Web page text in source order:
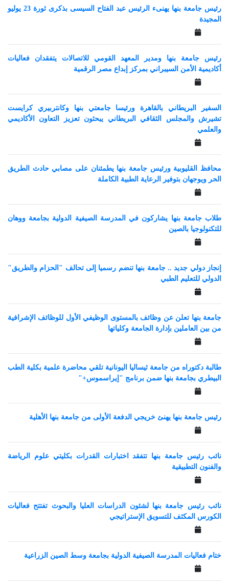
رئيس جامعة بنها يهنىء الرئيس عبد الفتاح السيسى بذكرى ثورة 23 يوليو
المجيدة
رئيس جامعة بنها ومدير المعهد القومي للاتصالات يتفقدان فعاليات
أكاديمية الأمن السيبراني بمركز إبداع مصر الرقمية
السفير البريطاني بالقاهرة ورئيسا جامعتي بنها وكانتربيري كرايست
تشيرش والمجلس الثقافي البريطاني يبحثون تعزيز التعاون الأكاديمي
والعلمي
محافظ القليوبية ورئيس جامعة بنها يطمئنان على مصابي حادث الطريق
الحر ويوجهان بتوفير الرعاية الطبية الكاملة
طلاب جامعة بنها يشاركون في المدرسة الصيفية الدولية بجامعة ووهان
للتكنولوجيا بالصين
إنجاز دولي جديد .. جامعة بنها تنضم رسميا إلى تحالف "الحزام والطريق"
الدولي للتعليم الطبي
جامعة بنها تعلن عن وظائف بالمستوى الوظيفي الأول للوظائف الإشرافية
من بين العاملين بإدارة الجامعة وكلياتها
طالبة دكتوراه من جامعة ثيساليا اليونانية تلقي محاضرة علمية بكلية الطب
البيطري بجامعة بنها ضمن برنامج "إيراسموس+"
رئيس جامعة بنها يهنئ خريجي الدفعة الأولى من جامعة بنها الأهلية
نائب رئيس جامعة بنها تتفقد اختبارات القدرات بكليتي علوم الرياضة
والفنون التطبيقية
نائب رئيس جامعة بنها لشئون الدراسات العليا والبحوث تفتتح فعاليات
الكورس المكثف للتسويق الإستراتيجي
ختام فعاليات المدرسة الصيفية الدولية بجامعة وسط الصين الزراعية